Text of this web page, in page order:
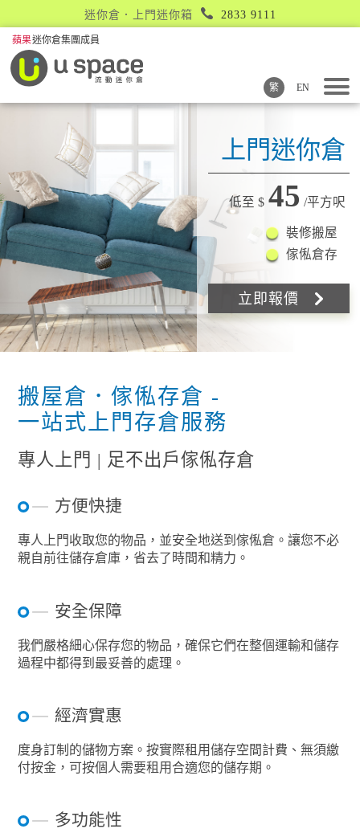
迷你倉．上門迷你箱 2833 9111
繁 EN
上門迷你倉
低至 $ 45 /平方呎
裝修搬屋
傢俬倉存
立即報價
搬屋倉．傢俬存倉 -
一站式上門存倉服務
專人上門 | 足不出戶傢俬存倉
方便快捷
專人上門收取您的物品，並安全地送到傢俬倉。讓您不必
親自前往儲存倉庫，省去了時間和精力。
安全保障
我們嚴格細心保存您的物品，確保它們在整個運輸和儲存
過程中都得到最妥善的處理。
經濟實惠
度身訂制的儲物方案。按實際租用儲存空間計費、無須繳
付按金，可按個人需要租用合適您的儲存期。
多功能性